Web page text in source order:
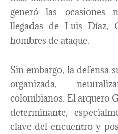
generó las ocasiones
llegadas de Luis Díaz,
hombres de ataque.
Sin embargo, la defensa
organizada,
colombianos. El arquero
determinante,
clave del encuentro y